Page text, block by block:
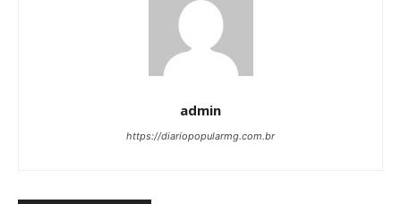
admin
https://diariopopularmg.com.br